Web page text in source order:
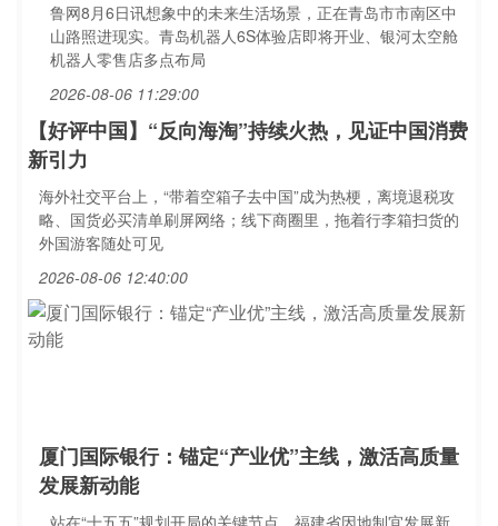
鲁网8月6日讯想象中的未来生活场景，正在青岛市市南区中
山路照进现实。青岛机器人6S体验店即将开业、银河太空舱
机器人零售店多点布局
2026-08-06 11:29:00
【好评中国】“反向海淘”持续火热，见证中国消费
新引力
海外社交平台上，“带着空箱子去中国”成为热梗，离境退税攻
略、国货必买清单刷屏网络；线下商圈里，拖着行李箱扫货的
外国游客随处可见
2026-08-06 12:40:00
厦门国际银行：锚定“产业优”主线，激活高质量
发展新动能
站在“十五五”规划开局的关键节点，福建省因地制宜发展新